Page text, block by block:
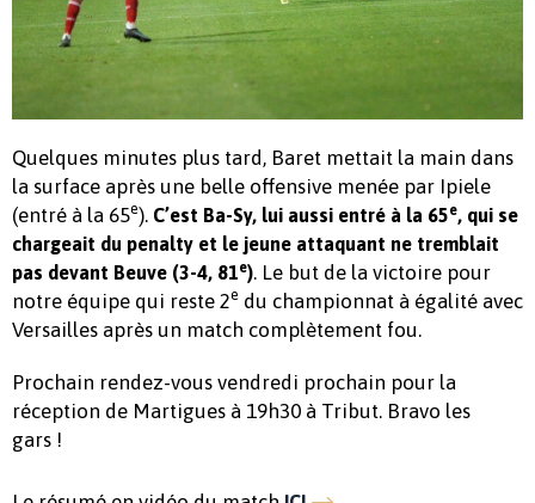
Quelques minutes plus tard, Baret mettait la main dans
la surface après une belle offensive menée par Ipiele
(entré à la 65e). C’est Ba-Sy, lui aussi entré à la 65e, qui se
chargeait du penalty et le jeune attaquant ne tremblait
pas devant Beuve (3-4, 81e). Le but de la victoire pour
notre équipe qui reste 2e du championnat à égalité avec
Versailles après un match complètement fou.
Prochain rendez-vous vendredi prochain pour la
réception de Martigues à 19h30 à Tribut. Bravo les
gars !